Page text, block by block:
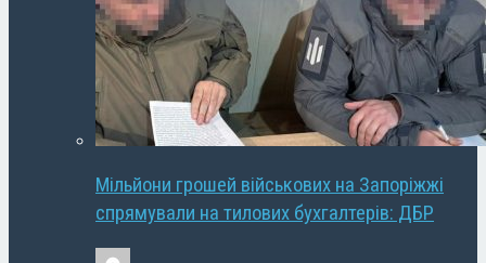
Мільйони грошей військових на Запоріжжі
спрямували на тилових бухгалтерів: ДБР